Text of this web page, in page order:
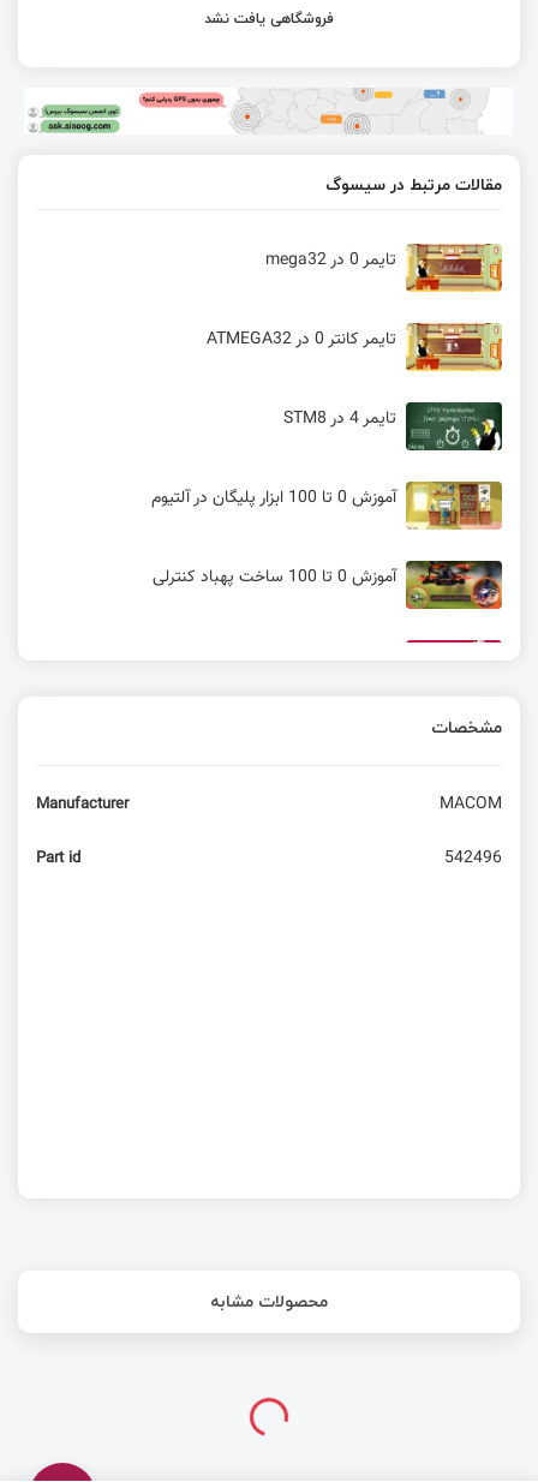
فروشگاهی یافت نشد
مقالات مرتبط در سیسوگ
تایمر 0 در mega32
تایمر کانتر 0 در ATMEGA32
تایمر 4 در STM8
آموزش 0 تا 100 ابزار پلیگان در آلتیوم
آموزش 0 تا 100 ساخت پهباد کنترلی
4 سؤال مهم در مورد عمر مفید دستگاه‌های
مشخصات
Manufacturer MACOM
Part id 542496
محصولات مشابه